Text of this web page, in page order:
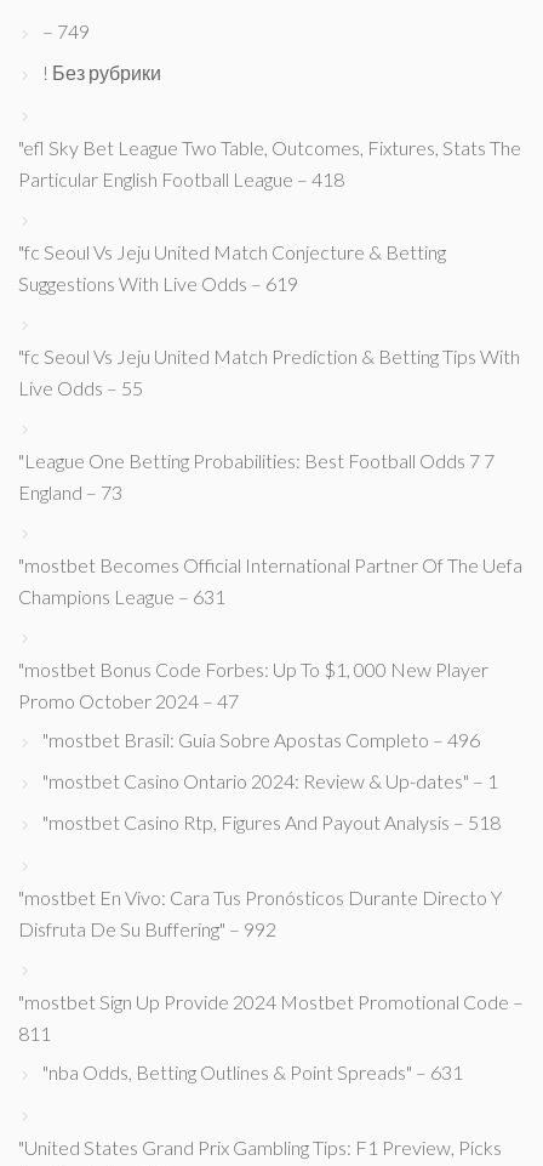
– 749
! Без рубрики
"efl Sky Bet League Two Table, Outcomes, Fixtures, Stats The
Particular English Football League – 418
"fc Seoul Vs Jeju United Match Conjecture & Betting
Suggestions With Live Odds – 619
"fc Seoul Vs Jeju United Match Prediction & Betting Tips With
Live Odds – 55
"League One Betting Probabilities: Best Football Odds 7 7
England – 73
"mostbet Becomes Official International Partner Of The Uefa
Champions League – 631
"mostbet Bonus Code Forbes: Up To $1, 000 New Player
Promo October 2024 – 47
"mostbet Brasil: Guia Sobre Apostas Completo – 496
"mostbet Casino Ontario 2024: Review & Up-dates" – 1
"mostbet Casino Rtp, Figures And Payout Analysis – 518
"mostbet En Vivo: Cara Tus Pronósticos Durante Directo Y
Disfruta De Su Buffering" – 992
"mostbet Sign Up Provide 2024 Mostbet Promotional Code –
811
"nba Odds, Betting Outlines & Point Spreads" – 631
"United States Grand Prix Gambling Tips: F1 Preview, Picks